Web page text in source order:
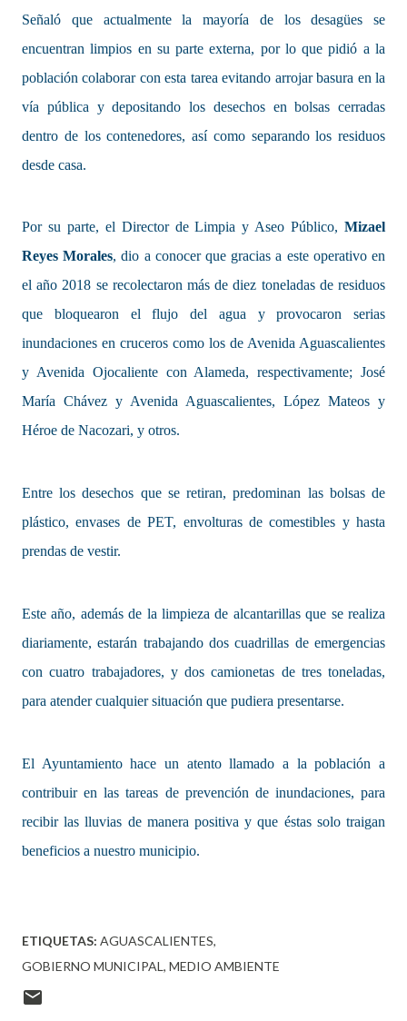
Señaló que actualmente la mayoría de los desagües se
encuentran limpios en su parte externa, por lo que pidió a la
población colaborar con esta tarea evitando arrojar basura en la
vía pública y depositando los desechos en bolsas cerradas
dentro de los contenedores, así como separando los residuos
desde casa.
Por su parte, el Director de Limpia y Aseo Público, Mizael
Reyes Morales, dio a conocer que gracias a este operativo en
el año 2018 se recolectaron más de diez toneladas de residuos
que bloquearon el flujo del agua y provocaron serias
inundaciones en cruceros como los de Avenida Aguascalientes
y Avenida Ojocaliente con Alameda, respectivamente; José
María Chávez y Avenida Aguascalientes, López Mateos y
Héroe de Nacozari, y otros.
Entre los desechos que se retiran, predominan las bolsas de
plástico, envases de PET, envolturas de comestibles y hasta
prendas de vestir.
Este año, además de la limpieza de alcantarillas que se realiza
diariamente, estarán trabajando dos cuadrillas de emergencias
con cuatro trabajadores, y dos camionetas de tres toneladas,
para atender cualquier situación que pudiera presentarse.
El Ayuntamiento hace un atento llamado a la población a
contribuir en las tareas de prevención de inundaciones, para
recibir las lluvias de manera positiva y que éstas solo traigan
beneficios a nuestro municipio.
ETIQUETAS: AGUASCALIENTES
GOBIERNO MUNICIPAL MEDIO AMBIENTE